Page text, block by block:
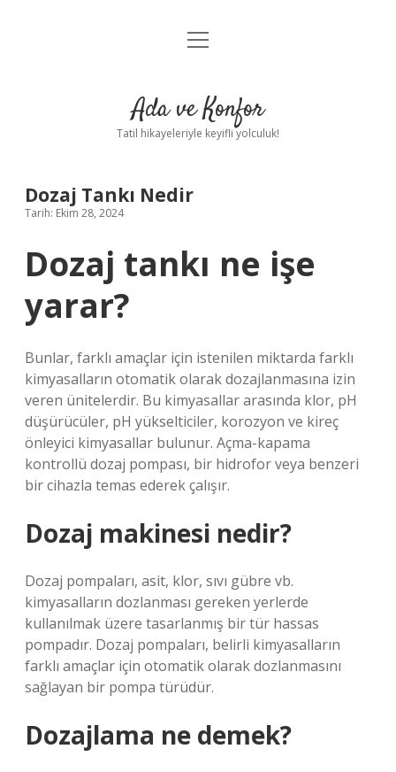
Anasayfa
Yasal Uyarı
menüyü
Ada ve Konfor
Tatil hikayeleriyle keyifli yolculuk!
Dozaj Tankı Nedir
Tarih: Ekim 28, 2024
Dozaj tankı ne işe
yarar?
Bunlar, farklı amaçlar için istenilen miktarda farklı
kimyasalların otomatik olarak dozajlanmasına izin
veren ünitelerdir. Bu kimyasallar arasında klor, pH
düşürücüler, pH yükselticiler, korozyon ve kireç
önleyici kimyasallar bulunur. Açma-kapama
kontrollü dozaj pompası, bir hidrofor veya benzeri
bir cihazla temas ederek çalışır.
Dozaj makinesi nedir?
Dozaj pompaları, asit, klor, sıvı gübre vb.
kimyasalların dozlanması gereken yerlerde
kullanılmak üzere tasarlanmış bir tür hassas
pompadır. Dozaj pompaları, belirli kimyasalların
farklı amaçlar için otomatik olarak dozlanmasını
sağlayan bir pompa türüdür.
Dozajlama ne demek?